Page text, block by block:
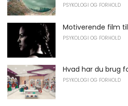
PSYKOLOGI OG FORHOLD
Motiverende film
PSYKOLOGI OG FORHOLD
Hvad har du brug
PSYKOLOGI OG FORHOLD